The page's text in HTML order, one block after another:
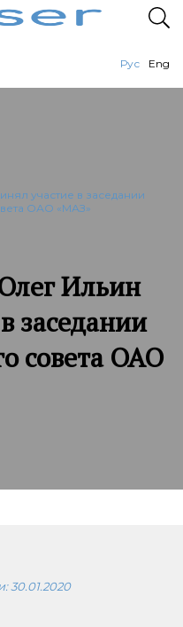
Рус Eng
участие в заседании
ОАО «МАЗ»
Ильин
заседании
совета ОАО
30.01.2020